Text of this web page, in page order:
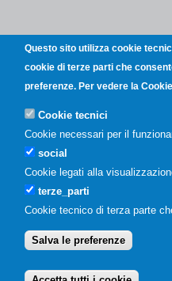
Questo sito utilizza cookie
cookie di terze parti che
preferenze. Per vedere la
Cookie tecnici
Cookie necessari per il
social
Cookie legati alla
terze_parti
Cookie tecnico di terza parte
Salva le preferenze